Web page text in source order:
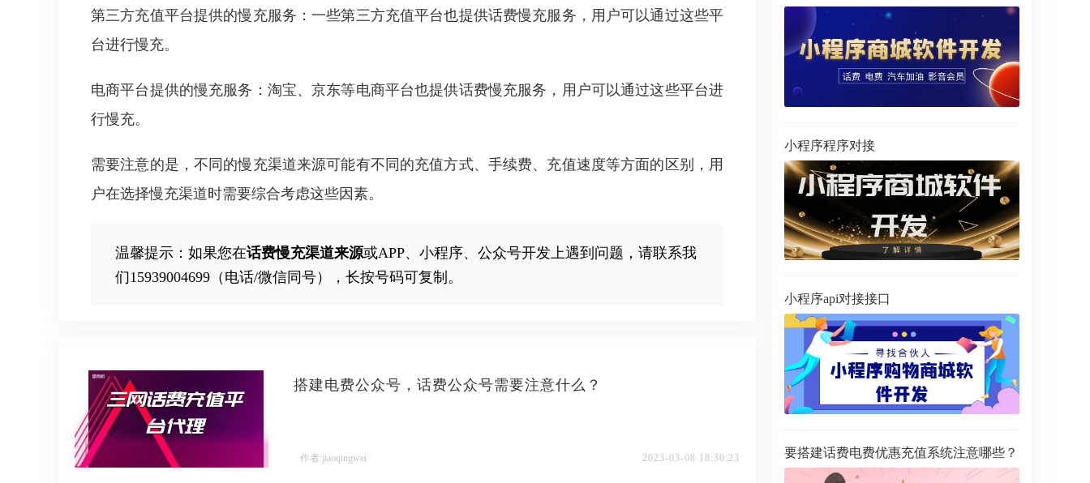
第三方充值平台提供的慢充服务：一些第三方充值平台也提供话费慢充服务，用户可以通过这些平
台进行慢充。
电商平台提供的慢充服务：淘宝、京东等电商平台也提供话费慢充服务，用户可以通过这些平台进
行慢充。
需要注意的是，不同的慢充渠道来源可能有不同的充值方式、手续费、充值速度等方面的区别，用
户在选择慢充渠道时需要综合考虑这些因素。
温馨提示：如果您在话费慢充渠道来源或APP、小程序、公众号开发上遇到问题，请联系我
们15939004699（电话/微信同号），长按号码可复制。
搭建电费公众号，话费公众号需要注意什么？
作者:jiaoqingwei 2023-03-08 18:30:23
小程序程序对接
小程序api对接接口
要搭建话费电费优惠充值系统注意哪些？